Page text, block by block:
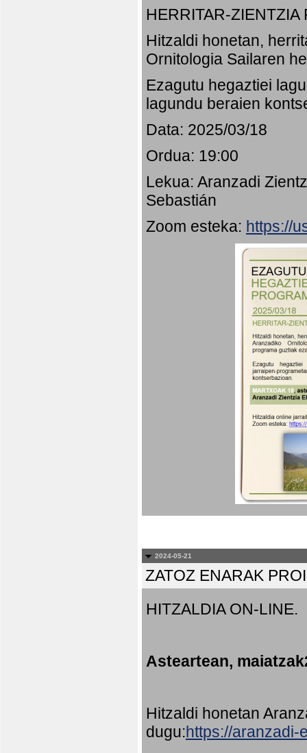
HERRITAR-ZIENTZIA
Hitzaldi honetan,
Ornitologia Sailaren
Ezagutu hegaztiei
lagundu beraien
Data: 2025/03/18
Ordua: 19:00
Lekua: Aranzadi
Sebastián
Zoom esteka: https://
2024-05-21
ZATOZ ENARAK
HITZALDIA ON-LINE.
Asteartean,
Hitzaldi honetan
dugu:https://aranzadi-